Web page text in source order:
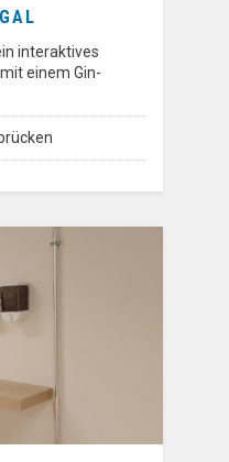
interaktives
einem Gin-